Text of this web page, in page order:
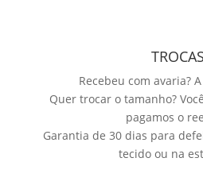
TROCAS
Recebeu com avaria?
Quer trocar o tamanho?
pagamos o
Garantia de 30 dias para
tecido ou na